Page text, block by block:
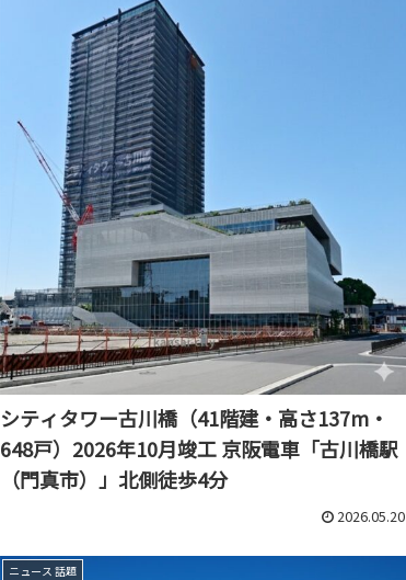
シティタワー古川橋（41階建・高さ137m・
648戸）2026年10月竣工 京阪電車「古川橋駅
（門真市）」北側徒歩4分
2026.05.20
ニュース 話題